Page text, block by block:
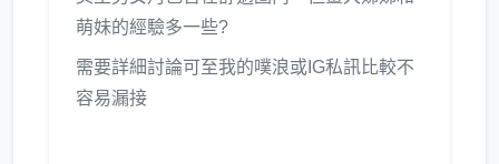
萌妹的經驗多一些?
需要詳細討論可至我的噗浪或IG私訊比較不
容易漏接